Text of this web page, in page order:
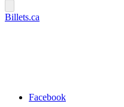
Billets.ca
Facebook